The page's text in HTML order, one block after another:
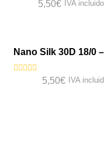
Valorado5,50€ IVA incluido
Nano Silk 30D 18/0
5,50€ IVA